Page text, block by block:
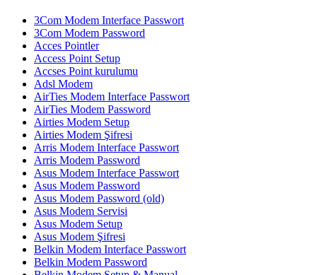
3Com Modem Interface Passwort
3Com Modem Password
Acces Pointler
Access Point Setup
Accses Point kurulumu
Adsl Modem
AirTies Modem Interface Passwort
AirTies Modem Password
Airties Modem Setup
Airties Modem Şifresi
Arris Modem Interface Passwort
Arris Modem Password
Asus Modem Interface Passwort
Asus Modem Password
Asus Modem Password (old)
Asus Modem Servisi
Asus Modem Setup
Asus Modem Şifresi
Belkin Modem Interface Passwort
Belkin Modem Password